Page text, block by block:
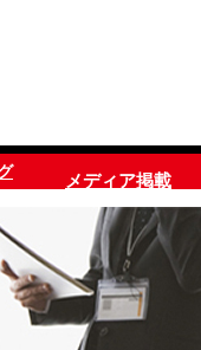
メディア掲載